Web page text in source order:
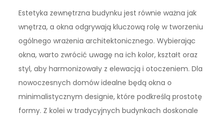
Estetyka zewnętrzna budynku jest równie ważna jak
wnętrza, a okna odgrywają kluczową rolę w tworzeniu
ogólnego wrażenia architektonicznego. Wybierając
okna, warto zwrócić uwagę na ich kolor, kształt oraz
styl, aby harmonizowały z elewacją i otoczeniem. Dla
nowoczesnych domów idealne będą okna o
minimalistycznym designie, które podkreślą prostotę
formy. Z kolei w tradycyjnych budynkach doskonale